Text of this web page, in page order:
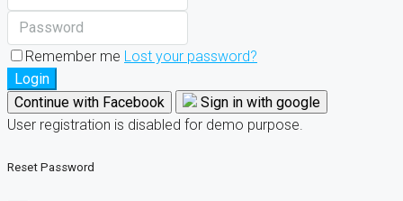
Remember me Lost your password?
Login
Continue with Facebook
Sign in with google
User registration is disabled for demo purpose.
Reset Password